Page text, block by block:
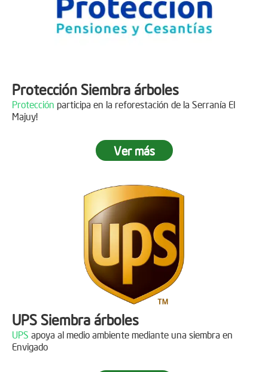
DINISSANpor plantar 400 árboles en el páramo de
Protección Siembra árboles
Protección participa en la reforestación de la Serranía El
Majuy!
Ver más
UPS Siembra árboles
UPS apoya al medio ambiente mediante una siembra en
Envigado